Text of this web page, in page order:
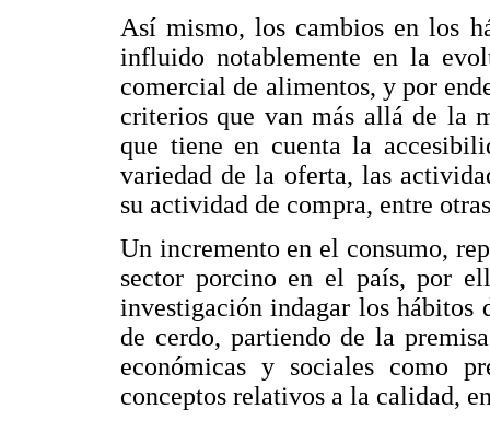
Así mismo, los cambios en los
influido notablemente en la
comercial de alimentos, y por
criterios que van más allá de la
que tiene en cuenta la
variedad de la oferta, las
su actividad de compra, entre
Un incremento en el consumo,
sector porcino en el país, por
investigación indagar los hábitos
de cerdo, partiendo de la
económicas y sociales como
conceptos relativos a la calidad,